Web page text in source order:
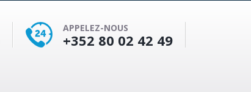
APPELEZ-NOUS
+352 80 02 42 49